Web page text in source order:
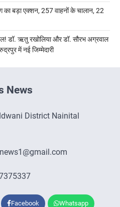
का बड़ा एक्शन, 257 वाहनों के चालान, 22
डॉ. ऋतु रखोलिया और डॉ. सौरभ अग्रवाल
में नई जिम्मेदारी
News
District Nainital
Facebook Whatsapp